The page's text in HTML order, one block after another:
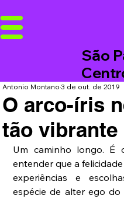
São
O arco-íris
tão vibrante
Antonio Montano3 de out. de 2019
Um caminho longo. É
entender que a
experiências e
espécie de alter ego do